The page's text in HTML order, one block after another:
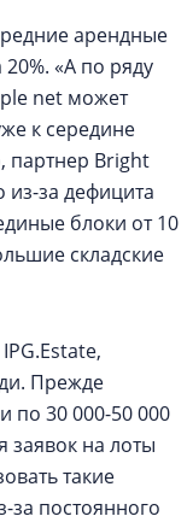
арендные
«А по ряду
net может
к середине
партнер Bright
из-за дефицита
блоки от 10
складские
Прежде
по 30 000-50 000
заявок на лоты
такие
за постоянного